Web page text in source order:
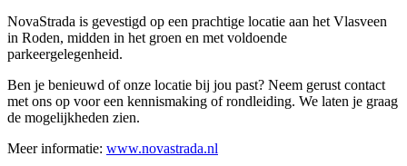
NovaStrada is gevestigd op een prachtige locatie aan het Vlasveen
in Roden, midden in het groen en met voldoende
parkeergelegenheid.
Ben je benieuwd of onze locatie bij jou past? Neem gerust contact
met ons op voor een kennismaking of rondleiding. We laten je graag
de mogelijkheden zien.
Meer informatie: www.novastrada.nl